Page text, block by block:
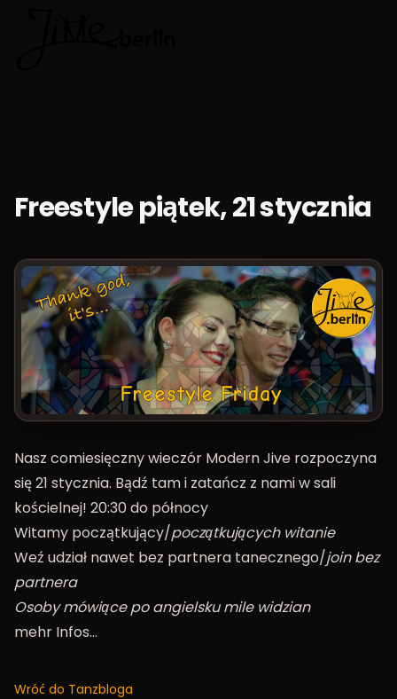
Freestyle piątek, 21 stycznia
Nasz comiesięczny wieczór Modern Jive rozpoczyna
się 21 stycznia. Bądź tam i zatańcz z nami w sali
kościelnej! 20:30 do północy
Witamy początkujący/początkujących witanie
Weź udział nawet bez partnera tanecznego/join bez
partnera
Osoby mówiące po angielsku mile widzian
mehr Infos…
Wróć do Tanzbloga